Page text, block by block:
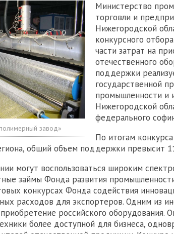
завод»
Министерство
торговли и
Нижегородской
конкурсного
части затрат на
отечественного
поддержки
государственной
промышленности и
Нижегородской
федерального
По итогам
общий объем поддержки превысит
могут воспользоваться широким
займы Фонда развития
конкурсах Фонда содействия
расходов для экспортеров. Одним из
российского оборудования.
более доступной для бизнеса,